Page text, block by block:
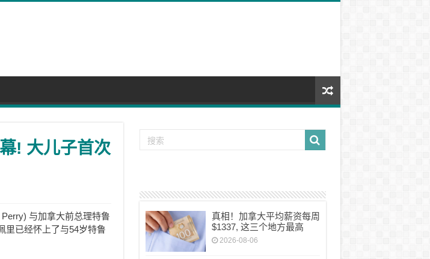
! 大儿子首次
与加拿大前总理特鲁
里已经怀上了与54岁特鲁
真相！加拿大平均薪资每周
$1337, 这三个地方最高
2026-08-06